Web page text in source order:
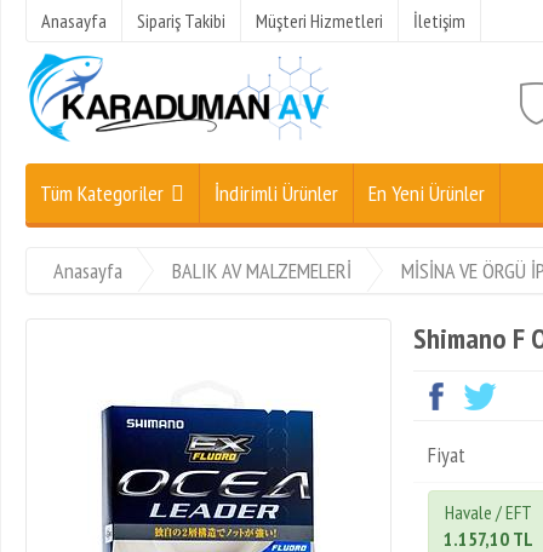
Anasayfa Sipariş Takibi Müşteri Hizmetleri İletişim
Tüm Kategoriler İndirimli Ürünler En Yeni Ürünler
Anasayfa BALIK AV MALZEMELERİ MİSİNA VE ÖRGÜ
Shimano F
Fiyat
Havale / EFT
1.157,10 TL